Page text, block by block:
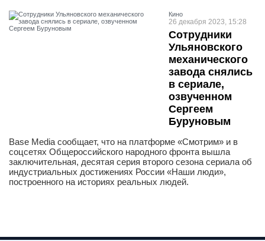
Кино
26 декабря 2023, 15:28
Сотрудники
Ульяновского
механического
завода снялись
в сериале,
озвученном
Сергеем
Буруновым
Base Media сообщает, что на платформе «Смотрим» и в
соцсетях Общероссийского народного фронта вышла
заключительная, десятая серия второго сезона сериала об
индустриальных достижениях России «Наши люди»,
построенного на историях реальных людей.